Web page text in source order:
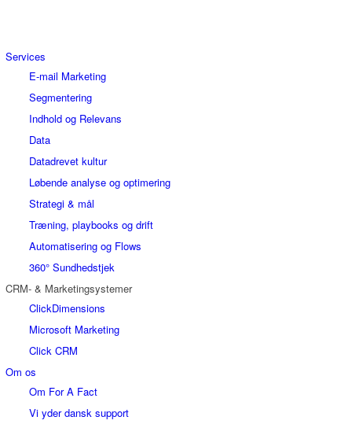
Services
E-mail Marketing
Segmentering
Indhold og Relevans
Data
Datadrevet kultur
Løbende analyse og optimering
Strategi & mål
Træning, playbooks og drift
Automatisering og Flows
360° Sundhedstjek
CRM- & Marketingsystemer
ClickDimensions
Microsoft Marketing
Click CRM
Om os
Om For A Fact
Vi yder dansk support